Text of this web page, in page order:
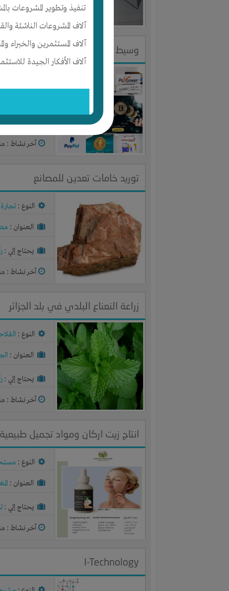
تنفيذ وتطوير المشروعات
آلاف المشروعات الناشئة
آلاف المستثمرين والخبراء
آلاف الأفكار الجيدة
وسيط مالي الكتروني
يحتاج إلي :
آخر نشاط :
توريد خامات تعدين للمصانع
النوع :
العنوان :
يحتاج إلي :
آخر نشاط :
زراعة النعناع البلدي في بلد الجزائر
النوع :
العنوان :
يحتاج إلي :
آخر نشاط :
انتاج زيت اركان ومواد تجميل طبيعية
النوع :
العنوان :
يحتاج إلي :
آخر نشاط :
I-Technology